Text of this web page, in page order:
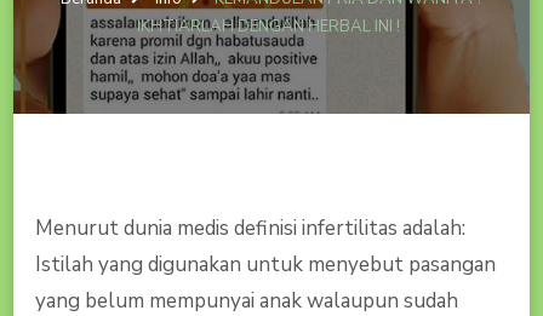
DAN
DENGAN
IKHTIARLAH DENGAN HERBAL INI !
Menurut dunia medis definisi infertilitas adalah:
Istilah yang digunakan untuk menyebut pasangan
yang belum mempunyai anak walaupun sudah